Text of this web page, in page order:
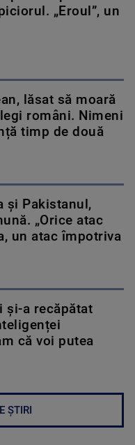
„Eroul”, un
lăsat să moară
români. Nimeni
timp de două
și Pakistanul,
„Orice atac
un atac împotriva
și-a recăpătat
că voi putea
ȘTIRI